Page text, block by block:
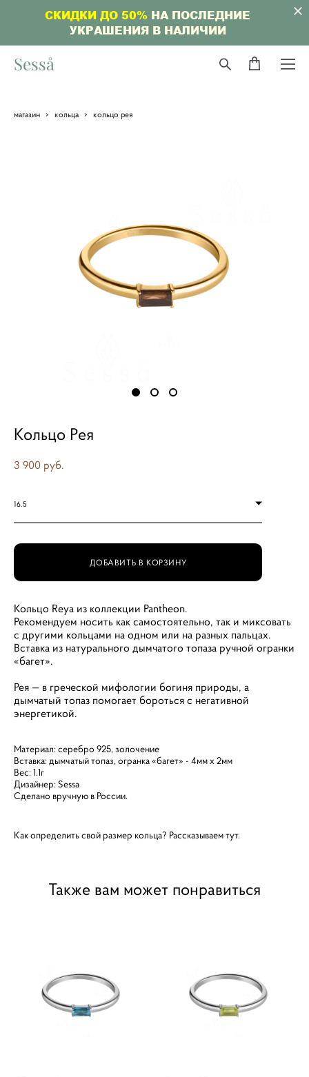
СКИДКИ ДО 50% НА ПОСЛЕДНИЕ
УКРАШЕНИЯ В НАЛИЧИИ
Sesså
магазин > кольца > кольцо рея
Кольцо Рея
3 900 pуб.
16.5
ДОБАВИТЬ В КОРЗИНУ
Кольцо Reya из коллекции Pantheon.
Рекомендуем носить как самостоятельно, так и миксовать
с другими кольцами на одном или на разных пальцах.
Вставка из натурального дымчатого топаза ручной огранки
«багет».
Рея — в греческой мифологии богиня природы, а
дымчатый топаз помогает бороться с негативной
энергетикой.
Материал: серебро 925, золочение
Вставка: дымчатый топаз, огранка «багет» - 4мм х 2мм
Вес: 1.1г
Дизайнер: Sessa
Сделано вручную в России.
Как определить свой размер кольца? Рассказываемтут.
Также вам может понравиться